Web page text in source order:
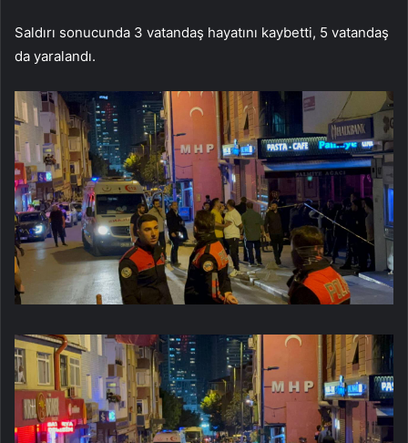
Saldırı sonucunda 3 vatandaş hayatını kaybetti, 5 vatandaş
da yaralandı.